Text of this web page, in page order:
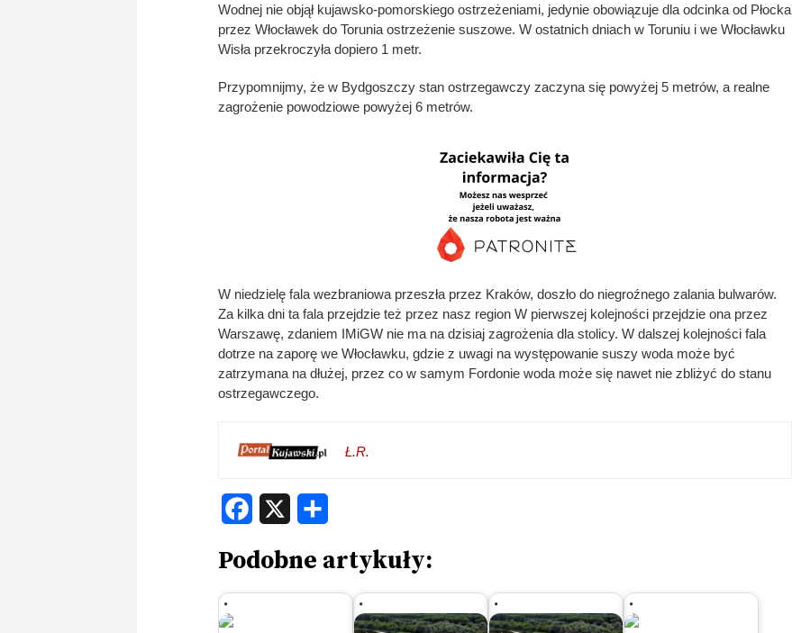
Wodnej nie objął kujawsko-pomorskiego ostrzeżeniami, jedynie obowiązuje dla odcinka od Płocka
przez Włocławek do Torunia ostrzeżenie suszowe. W ostatnich dniach w Toruniu i we Włocławku
Wisła przekroczyła dopiero 1 metr.
Przypomnijmy, że w Bydgoszczy stan ostrzegawczy zaczyna się powyżej 5 metrów, a realne
zagrożenie powodziowe powyżej 6 metrów.
W niedzielę fala wezbraniowa przeszła przez Kraków, doszło do niegroźnego zalania bulwarów.
Za kilka dni ta fala przejdzie też przez nasz region W pierwszej kolejności przejdzie ona przez
Warszawę, zdaniem IMiGW nie ma na dzisiaj zagrożenia dla stolicy. W dalszej kolejności fala
dotrze na zaporę we Włocławku, gdzie z uwagi na występowanie suszy woda może być
zatrzymana na dłużej, przez co w samym Fordonie woda może się nawet nie zbliżyć do stanu
ostrzegawczego.
Ł.R.
Facebook
Podobne artykuły: